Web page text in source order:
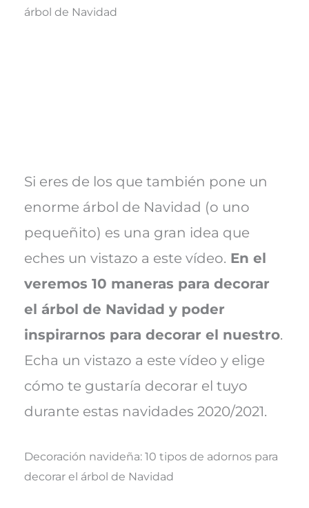
árbol de Navidad
Si eres de los que también pone un
enorme árbol de Navidad (o uno
pequeñito) es una gran idea que
eches un vistazo a este vídeo. En el
veremos 10 maneras para decorar
el árbol de Navidad y poder
inspirarnos para decorar el nuestro.
Echa un vistazo a este vídeo y elige
cómo te gustaría decorar el tuyo
durante estas navidades 2020/2021.
Decoración navideña: 10 tipos de adornos para
decorar el árbol de Navidad